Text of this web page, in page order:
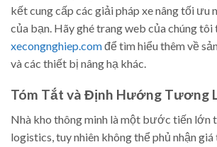
kết cung cấp các giải pháp xe nâng tối ưu
của bạn. Hãy ghé trang web của chúng tôi
xecongnghiep.comđể tìm hiểu thêm về
và các thiết bị nâng hạ khác.
Tóm Tắt và Định Hướng Tương
Nhà kho thông minh là một bước tiến lớn
logistics, tuy nhiên không thể phủ nhận